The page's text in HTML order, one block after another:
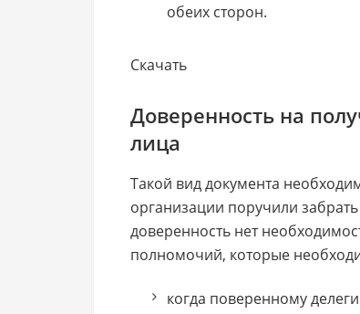
обеих сторон.
Скачать
Доверенность на
лица
Такой вид документа
организации поручили
доверенность нет
полномочий, которые
когда поверенному